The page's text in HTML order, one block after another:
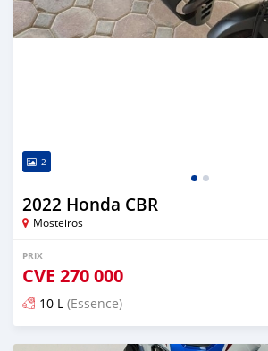
2
2022 Honda CBR
Mosteiros
PRIX
CVE 270 000
10 L (Essence)
Publié il y a presque 2 ans